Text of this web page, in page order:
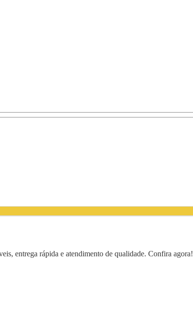
entrega rápida e atendimento de qualidade. Confira agora!